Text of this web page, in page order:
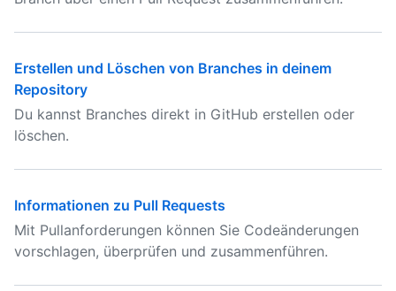
Erstellen und Löschen von Branches in deinem
Repository
Du kannst Branches direkt in GitHub erstellen oder
löschen.
Informationen zu Pull Requests
Mit Pullanforderungen können Sie Codeänderungen
vorschlagen, überprüfen und zusammenführen.